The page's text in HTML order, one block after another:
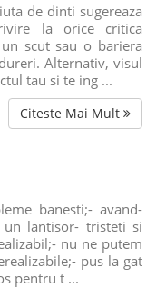
de dinti sugereaza
la orice critica
scut sau o bariera
Alternativ, visul
tau si te ing ...
Citeste Mai Mult
banesti;- avand-
lantisor- tristeti si
nu ne putem
pus la gat
pentru t ...